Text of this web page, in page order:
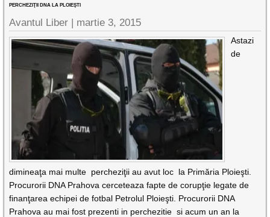
PERCHEZIŢII DNA LA PLOIEŞTI
Avantul Liber | martie 3, 2015
Astazi
de
dimineaţa mai multe percheziţii au avut loc la Primăria Ploieşti.
Procurorii DNA Prahova cerceteaza fapte de corupţie legate de
finanţarea echipei de fotbal Petrolul Ploieşti. Procurorii DNA
Prahova au mai fost prezenti in perchezitie si acum un an la